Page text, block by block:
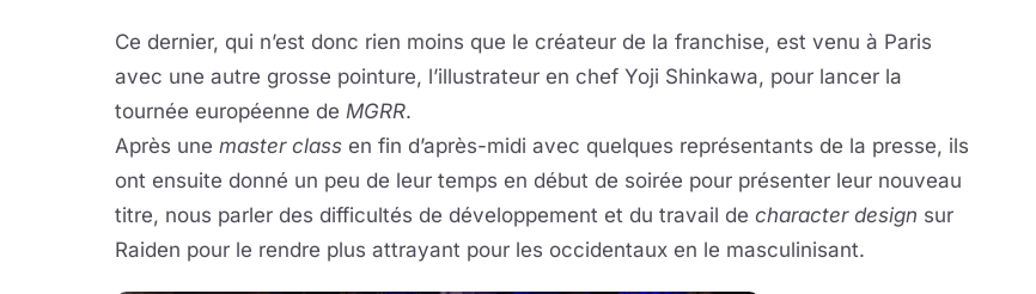
Ce dernier, qui n’est donc rien moins que le créateur de la franchise, est venu à Paris
avec une autre grosse pointure, l’illustrateur en chef Yoji Shinkawa, pour lancer la
tournée européenne de MGRR.
Après une master class en fin d’après-midi avec quelques représentants de la presse, ils
ont ensuite donné un peu de leur temps en début de soirée pour présenter leur nouveau
titre, nous parler des difficultés de développement et du travail de character design sur
Raiden pour le rendre plus attrayant pour les occidentaux en le masculinisant.